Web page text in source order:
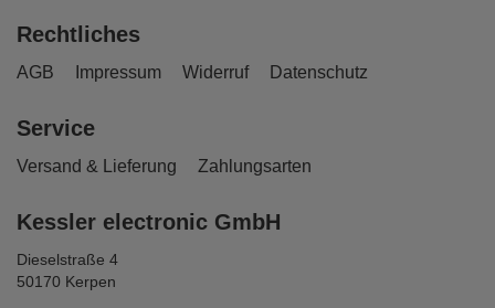
Rechtliches
AGB Impressum Widerruf Datenschutz
Service
Versand & Lieferung Zahlungsarten
Kessler electronic GmbH
Dieselstraße 4
50170 Kerpen